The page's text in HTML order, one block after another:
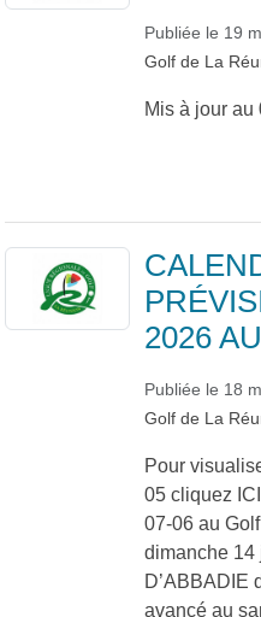
Publiée le 19
Golf de La
Mis à jour au
2026
Publiée le 18
Golf de La
Pour
05 cliquez
07-06 au
dimanche 14
D’ABBADIE
avancé au